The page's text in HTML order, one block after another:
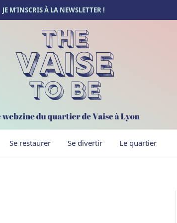
JE M’INSCRIS À LA NEWSLETTER !
Se restaurer Se divertir Le quartier